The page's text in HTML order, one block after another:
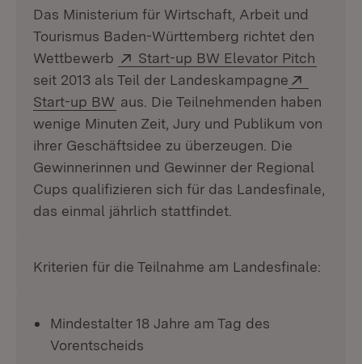
Das Ministerium für Wirtschaft, Arbeit und
Tourismus Baden-Württemberg richtet den
Wettbewerb
Extern:
Start-up BW Elevator Pitch
seit 2013 als Teil der Landeskampagne
Start-up BW (Öffnet in neuem Fenster)
aus. Die Teilnehmenden haben
wenige Minuten Zeit, Jury und Publikum von
ihrer Geschäftsidee zu überzeugen. Die
Gewinnerinnen und Gewinner der Regional
Cups qualifizieren sich für das Landesfinale,
das einmal jährlich stattfindet.
Kriterien für die Teilnahme am Landesfinale:
Mindestalter 18 Jahre am Tag des
Vorentscheids